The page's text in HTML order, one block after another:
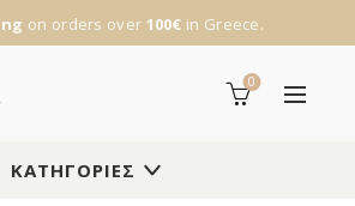
on orders over 100€ in Greece.
0
ΚΑΤΗΓΟΡΊΕΣ